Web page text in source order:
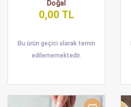
Doğal
0,00 TL
Bu ürün geçici olarak temin
edilememektedir.